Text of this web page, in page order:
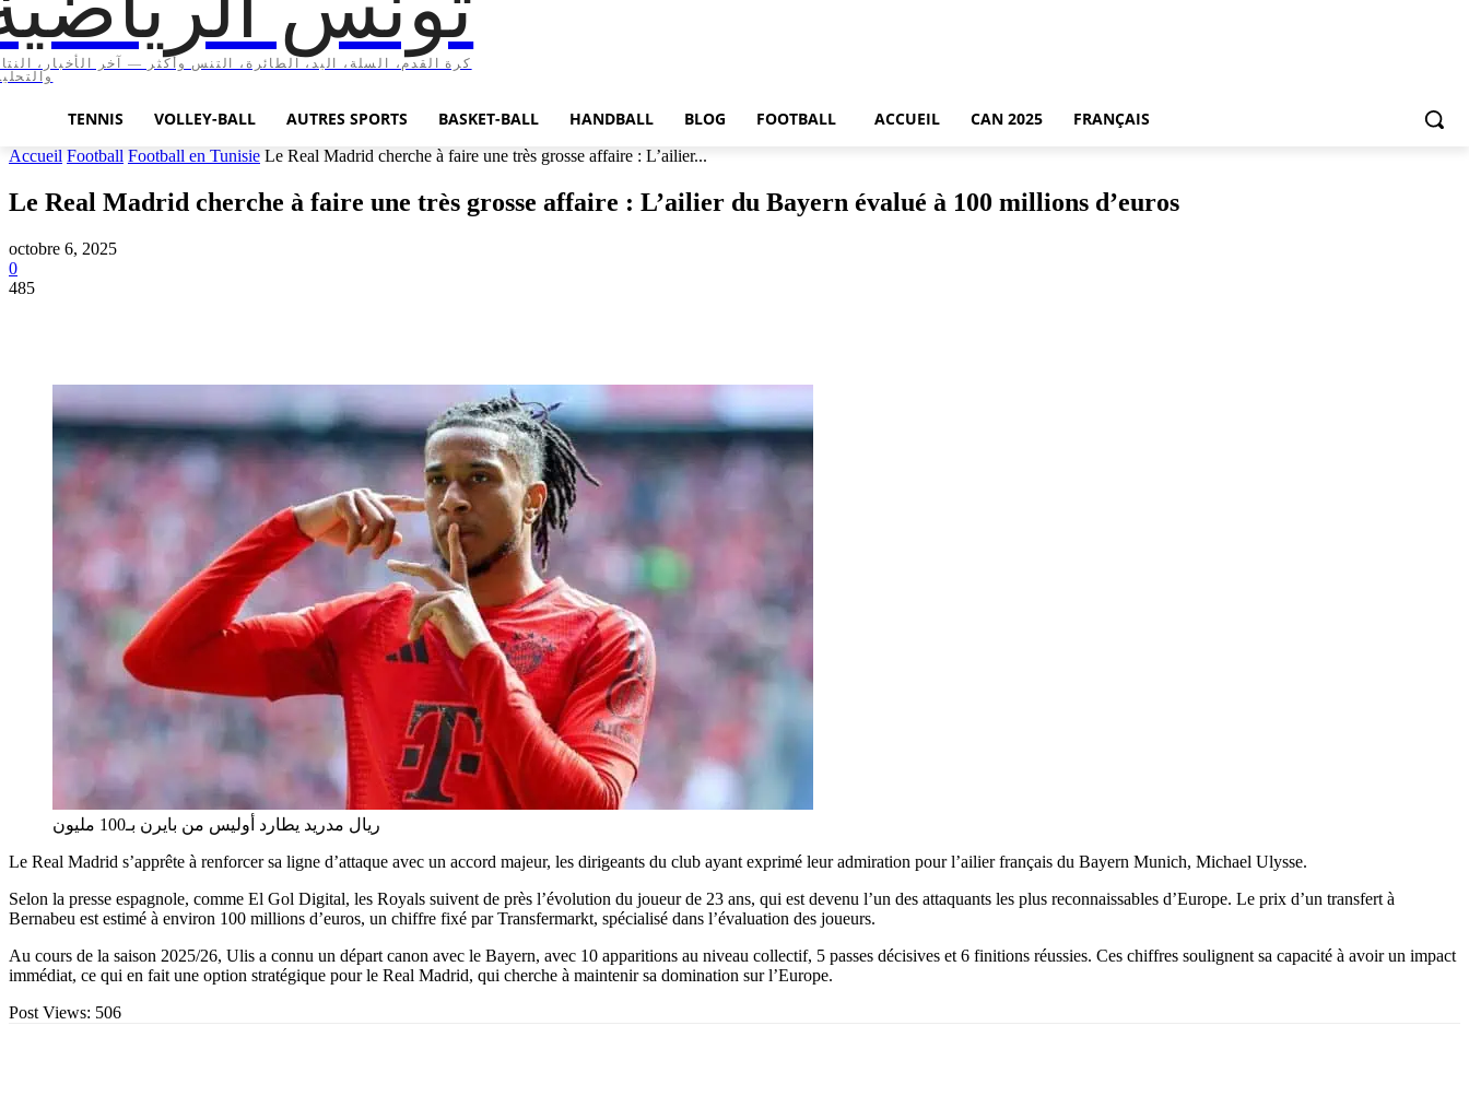
كرة القدم، السلة، اليد، الطائرة، التنس وأكثر — آخر الأخبار،
TENNIS VOLLEY-BALL AUTRES SPORTS BASKET-BALL HANDBALL BLOG FOOTBALL ACCUEIL CAN 2025 FRANÇAIS
Accueil Football Football en Tunisie Le Real Madrid cherche à faire une très grosse affaire : L’ailier...
Le Real Madrid cherche à faire une très grosse affaire : L’ailier du Bayern évalué à 100 millions d’euros
octobre 6, 2025
0
485
ريال مدريد يطارد أوليس من بايرن بـ100 مليون
Le Real Madrid s’apprête à renforcer sa ligne d’attaque avec un accord majeur, les dirigeants du club ayant exprimé leur admiration pour l’ailier français du Bayern Munich, Michael Ulysse.
Selon la presse espagnole, comme El Gol Digital, les Royals suivent de près l’évolution du joueur de 23 ans, qui est devenu l’un des attaquants les plus reconnaissables d’Europe. Le prix d’un transfert à
Bernabeu est estimé à environ 100 millions d’euros, un chiffre fixé par Transfermarkt, spécialisé dans l’évaluation des joueurs.
Au cours de la saison 2025/26, Ulis a connu un départ canon avec le Bayern, avec 10 apparitions au niveau collectif, 5 passes décisives et 6 finitions réussies. Ces chiffres soulignent sa capacité à avoir un impact
immédiat, ce qui en fait une option stratégique pour le Real Madrid, qui cherche à maintenir sa domination sur l’Europe.
Post Views: 506